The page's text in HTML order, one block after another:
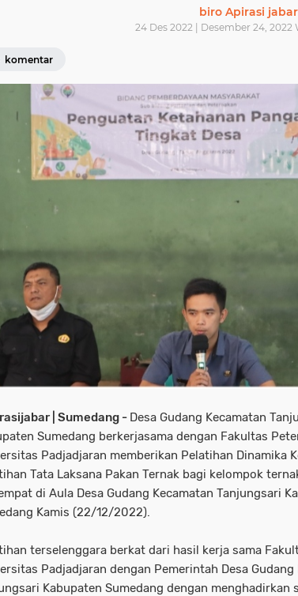
biro Apirasi jabar
24 Des 2022 | Desember 24, 2022
komentar
| Sumedang - Desa Gudang Kecamatan
Sumedang berkerjasama dengan Fakultas
Padjadjaran memberikan Pelatihan Dinamika
Tata Laksana Pakan Ternak bagi kelompok
di Aula Desa Gudang Kecamatan Tanjungsari
Kamis (22/12/2022).
terselenggara berkat dari hasil kerja sama
Padjadjaran dengan Pemerintah Desa Gudang
Kabupaten Sumedang dengan menghadirkan